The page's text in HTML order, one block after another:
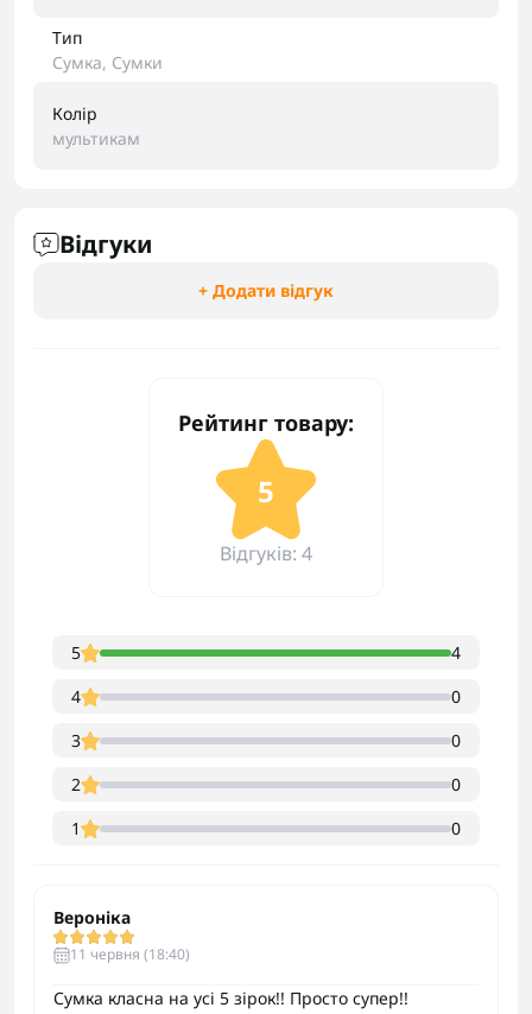
Тип
Сумка, Сумки
Колір
мультикам
Відгуки
+ Додати відгук
Рейтинг товару:
5
Відгуків: 4
5
4
4
0
3
0
2
0
1
0
Вероніка
11 червня (18:40)
Сумка класна на усі 5 зірок!! Просто супер!!